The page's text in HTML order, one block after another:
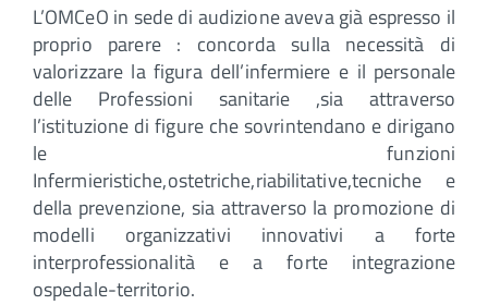
L’OMCeO in sede di audizione aveva già espresso il
proprio parere : concorda sulla necessità di
valorizzare la figura dell’infermiere e il personale
delle Professioni sanitarie ,sia attraverso
l’istituzione di figure che sovrintendano e dirigano
le funzioni
Infermieristiche,ostetriche,riabilitative,tecniche e
della prevenzione, sia attraverso la promozione di
modelli organizzativi innovativi a forte
interprofessionalità e a forte integrazione
ospedale-territorio.